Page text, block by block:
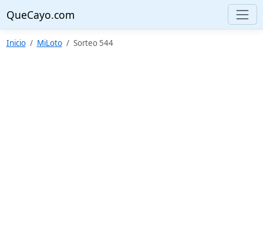
QueCayo.com
Inicio MiLoto Sorteo 544